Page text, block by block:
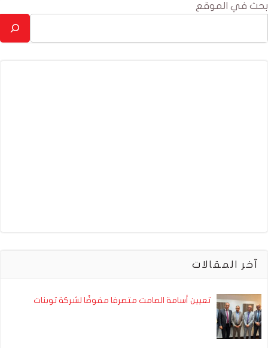
بحث في الموقع
آخر المقالات
تعيين أسامة الصامت متصرفا مفوضًا لشركة توبنات